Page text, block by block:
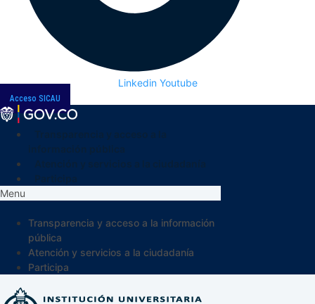
Linkedin Youtube
Acceso SICAU
Menu
Transparencia y acceso a la información
pública
Atención y servicios a la ciudadanía
Participa